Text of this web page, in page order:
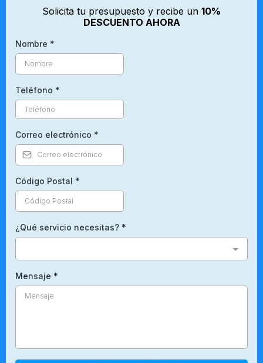
Solicita tu presupuesto y recibe un 10%
DESCUENTO AHORA
Nombre *
Teléfono *
Correo electrónico *
Código Postal *
¿Qué servicio necesitas? *
Mensaje *